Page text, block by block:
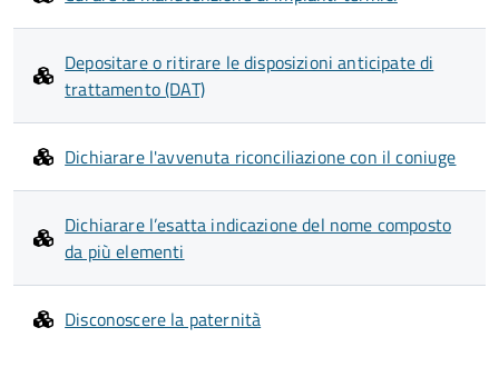
Depositare o ritirare le disposizioni anticipate di
trattamento (DAT)
Dichiarare l'avvenuta riconciliazione con il coniuge
Dichiarare l’esatta indicazione del nome composto
da più elementi
Disconoscere la paternità